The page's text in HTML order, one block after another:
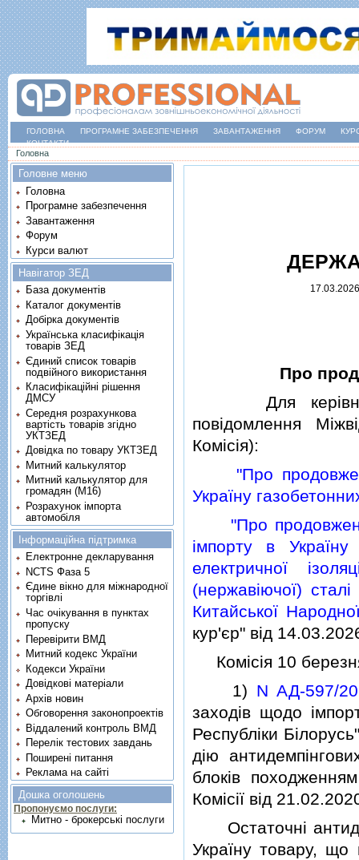
ГОЛОВНА ПРОГРАМНЕ ЗАБЕЗПЕЧЕННЯ ЗАВАНТАЖЕННЯ ФОРУМ
КОНТАКТИ
Ви є тут
Головна
17.03.2026
Про
Для
повiдомлення
Комiсiя):
"Про
Україну
"Про
iмпорту в
електричної
(нержавiючої)
Китайської
кур'єр" вiд
Комiсiя 10
1) N АД-597/
заходiв щодо
Республiки
дiю
блокiв
Комiсiї вiд
Остаточнi
Україну товару,
Головне меню
Головна
Програмне забезпечення
Завантаження
Форум
Курси валют
Навігатор ЗЕД
База документів
Каталог документів
Добірка документів
Українська класифікація
товарів ЗЕД
Єдиний список товарів
подвійного використання
Класифікаційні рішення
ДМСУ
Середня розрахункова
вартість товарів згідно
УКТЗЕД
Довідка по товару УКТЗЕД
Митний калькулятор
Митний калькулятор для
громадян (М16)
Розрахунок імпорта
автомобіля
Інформаційна підтримка
Електронне декларування
NCTS Фаза 5
Єдине вікно для міжнародної
торгівлі
Час очікування в пунктах
пропуску
Перевірити ВМД
Митний кодекс України
Кодекси України
Довідкові матеріали
Архів новин
Обговорення законопроектів
Віддалений контроль ВМД
Перелік тестових завдань
Поширені питання
Реклама на сайті
Дошка оголошень
Пропонуємо послуги:
Митно - брокерські послуги